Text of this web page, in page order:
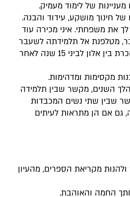
של לימוד מעמיק.
חינוך מושקע, עידוד והבנה.
את משפחתי. איני מכירה עוד
מטלפנת אל תלמידתה לשעבר
ומשדכת לה בן זוג! את הכרת בין אלון לביני 15 שנה לאחר
מקסימות ומדהימות.
השנים, מקשר שבין תלמידה
שבין שתי נשים המכבדות
גם אם הן מתראות לעיתים
מקריאת הספרים, מהעיון
החמה והאוהבת.